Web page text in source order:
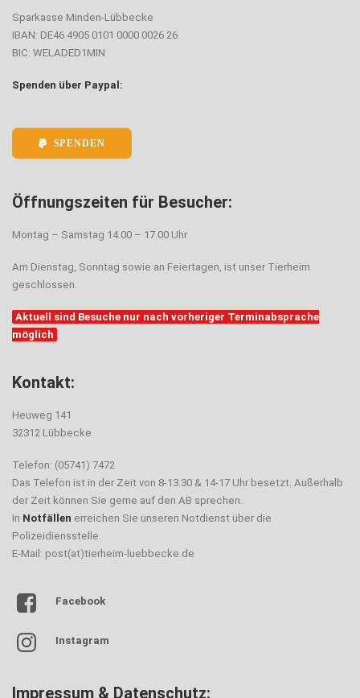
Sparkasse Minden-Lübbecke
IBAN: DE46 4905 0101 0000 0026 26
BIC: WELADED1MIN
Spenden über Paypal:
SPENDEN
Öffnungszeiten für Besucher:
Montag – Samstag 14.00 – 17.00 Uhr
Am Dienstag, Sonntag sowie an Feiertagen, ist unser Tierheim
geschlossen.
Aktuell sind Besuche nur nach vorheriger Terminabsprache
möglich
Kontakt:
Heuweg 141
32312 Lübbecke
Telefon: (05741) 7472
Das Telefon ist in der Zeit von 8-13.30 & 14-17 Uhr besetzt. Außerhalb
der Zeit können Sie gerne auf den AB sprechen.
In Notfällen erreichen Sie unseren Notdienst über die
Polizeidiensstelle.
E-Mail: post(at)tierheim-luebbecke.de
Facebook
Instagram
Impressum & Datenschutz: